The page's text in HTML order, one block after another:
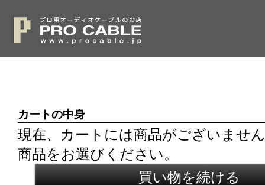
カートの中身
現在、カートには商品がございませ
商品をお選びください。